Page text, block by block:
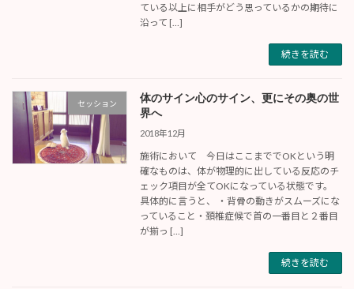
ている以上に相手がどう思っているかの期待に
沿って […]
続きを読む
セッション
体のサイン心のサイン、更にその奥の世
界へ
2018年12月
施術において 今日はここまででOKという明
確なものは、体が物理的に出している反応のチ
ェック項目が全てOKになっている状態です。
具体的に言うと、 ・背骨の動きがスムーズにな
っていること・頚椎症候で首の一番目と２番目
が揃っ […]
続きを読む